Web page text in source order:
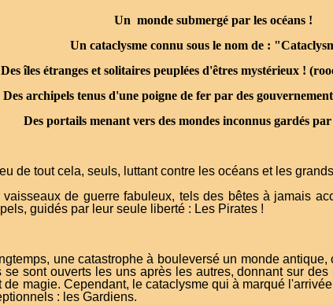
Un monde submergé par les océans !
Un cataclysme connu sous le nom de :
Des îles étranges et solitaires peuplées d'êtres mystérieux !
Des archipels tenus d'une poigne de fer par des
Des portails menant vers des mondes inconnus gardés par
de tout cela, seuls, luttant contre les océans et les
vaisseaux de guerre fabuleux, tels des bêtes à jamais
guidés par leur seule liberté : Les Pirates !
une catastrophe à bouleversé un monde
se sont ouverts les uns après les autres, donnant sur
de magie. Cependant, le cataclysme qui à marqué
: les Gardiens.